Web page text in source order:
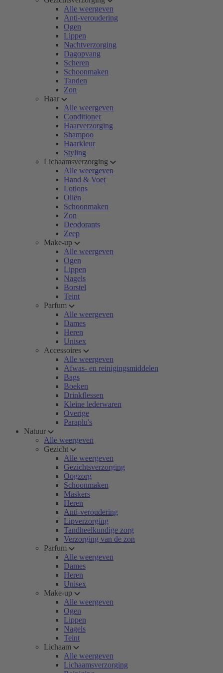
Alle weergeven
Anti-veroudering
Ogen
Lippen
Nachtverzorging
Dagopvang
Scheren
Schoonmaken
Tanden
Zon
Haar
Alle weergeven
Conditioner
Haarverzorging
Shampoo
Haarkleur
Styling
Lichaamsverzorging
Alle weergeven
Hand & Voet
Lotions
Oliën
Schoonmaken
Zon
Deodorants
Zeep
Make-up
Alle weergeven
Ogen
Lippen
Nagels
Borstel
Teint
Parfum
Alle weergeven
Dames
Heren
Unisex
Accessoires
Alle weergeven
Afwas- en reinigingsmiddelen
Bags
Boeken
Drinkflessen
Kleine lederwaren
Overige
Paraplu's
Natuur
Alle weergeven
Gezicht
Alle weergeven
Gezichtsverzorging
Oogzorg
Schoonmaken
Maskers
Heren
Anti-veroudering
Lipverzorging
Tandheelkundige zorg
Verzorging van de zon
Parfum
Alle weergeven
Dames
Heren
Unisex
Make-up
Alle weergeven
Ogen
Lippen
Nagels
Teint
Lichaam
Alle weergeven
Lichaamsverzorging